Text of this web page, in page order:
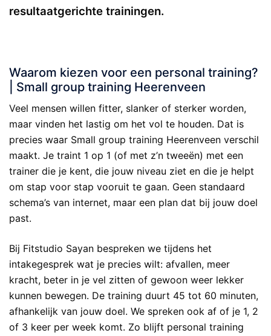
resultaatgerichte trainingen.
Waarom kiezen voor een personal training?
| Small group training Heerenveen
Veel mensen willen fitter, slanker of sterker worden,
maar vinden het lastig om het vol te houden. Dat is
precies waar Small group training Heerenveen verschil
maakt. Je traint 1 op 1 (of met z’n tweeën) met een
trainer die je kent, die jouw niveau ziet en die je helpt
om stap voor stap vooruit te gaan. Geen standaard
schema’s van internet, maar een plan dat bij jouw doel
past.
Bij Fitstudio Sayan bespreken we tijdens het
intakegesprek wat je precies wilt: afvallen, meer
kracht, beter in je vel zitten of gewoon weer lekker
kunnen bewegen. De training duurt 45 tot 60 minuten,
afhankelijk van jouw doel. We spreken ook af of je 1, 2
of 3 keer per week komt. Zo blijft personal training